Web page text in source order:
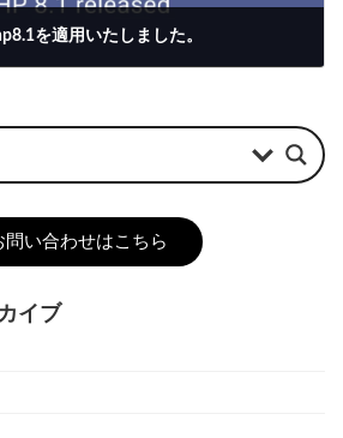
を適用いたしました。
問い合わせはこちら
イブ